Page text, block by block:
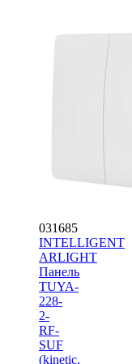
031685
INTELLIGENT
ARLIGHT
Панель
TUYA-
228-
2-
RF-
SUF
(kinetic,